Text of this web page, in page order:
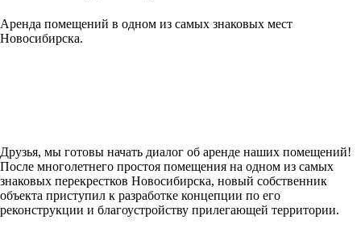
Аренда помещений в одном из самых знаковых мест
Новосибирска.
Друзья, мы готовы начать диалог об аренде наших помещений!
После многолетнего простоя помещения на одном из самых
знаковых перекрестков Новосибирска, новый собственник
объекта приступил к разработке концепции по его
реконструкции и благоустройству прилегающей территории.